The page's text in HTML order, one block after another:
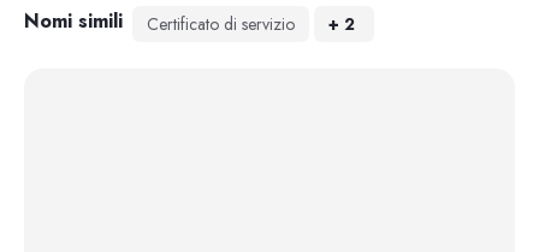
Nomi simili Certificato di servizio + 2